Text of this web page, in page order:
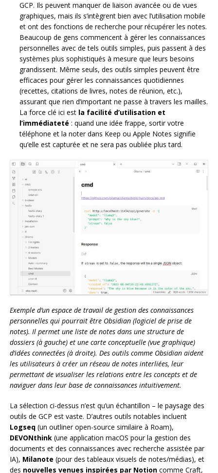
GCP. Ils peuvent manquer de liaison avancée ou de vues
graphiques, mais ils s’intègrent bien avec l’utilisation mobile
et ont des fonctions de recherche pour récupérer les notes.
Beaucoup de gens commencent à gérer les connaissances
personnelles avec de tels outils simples, puis passent à des
systèmes plus sophistiqués à mesure que leurs besoins
grandissent. Même seuls, des outils simples peuvent être
efficaces pour gérer les connaissances quotidiennes
(recettes, citations de livres, notes de réunion, etc.),
assurant que rien d’important ne passe à travers les mailles.
La force clé ici est la facilité d’utilisation et
l’immédiateté : quand une idée frappe, sortir votre
téléphone et la noter dans Keep ou Apple Notes signifie
qu’elle est capturée et ne sera pas oubliée plus tard.
Exemple d’un espace de travail de gestion des connaissances
personnelles qui pourrait être Obsidian (logiciel de prise de
notes). Il permet une liste de notes dans une structure de
dossiers (à gauche) et une carte conceptuelle (vue graphique)
d’idées connectées (à droite). Des outils comme Obsidian aident
les utilisateurs à créer un réseau de notes interliées, leur
permettant de visualiser les relations entre les concepts et de
naviguer dans leur base de connaissances intuitivement.
La sélection ci-dessus n’est qu’un échantillon – le paysage des
outils de GCP est vaste. D’autres outils notables incluent
Logseq (un outliner open-source similaire à Roam),
DEVONthink (une application macOS pour la gestion des
documents et des connaissances avec recherche assistée par
IA), Milanote (pour des tableaux visuels de notes/médias), et
des nouvelles venues inspirées par Notion comme Craft,